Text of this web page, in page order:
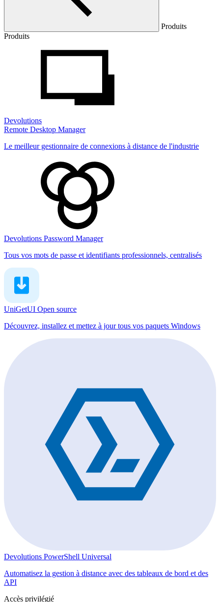
Produits
Produits
Devolutions
Remote Desktop Manager
Le meilleur gestionnaire de connexions à distance de l'industrie
Devolutions Password Manager
Tous vos mots de passe et identifiants professionnels, centralisés
UniGetUI Open source
Découvrez, installez et mettez à jour tous vos paquets Windows
Devolutions PowerShell Universal
Automatisez la gestion à distance avec des tableaux de bord et des
API
Accès privilégié